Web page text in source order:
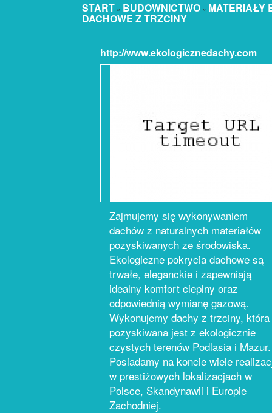
START » BUDOWNICTWO » MATERIAŁY
DACHOWE Z TRZCINY
http://www.ekologicznedachy.com
Zajmujemy się wykonywaniem
dachów z naturalnych materiałów
pozyskiwanych ze środowiska.
Ekologiczne pokrycia dachowe są
trwałe, eleganckie i zapewniają
idealny komfort cieplny oraz
odpowiednią wymianę gazową.
Wykonujemy dachy z trzciny, która
pozyskiwana jest z ekologicznie
czystych terenów Podlasia i Mazur.
Posiadamy na koncie wiele
w prestiżowych lokalizacjach w
Polsce, Skandynawii i Europie
Zachodniej.